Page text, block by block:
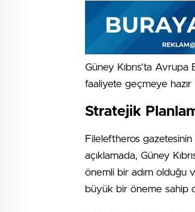
Güney Kıbrıs’ta
faaliyete geçmeye hazır
Stratejik
Fileleftheros gazetesinin
açıklamada, Güney
önemli bir adım olduğu
büyük bir öneme sahip